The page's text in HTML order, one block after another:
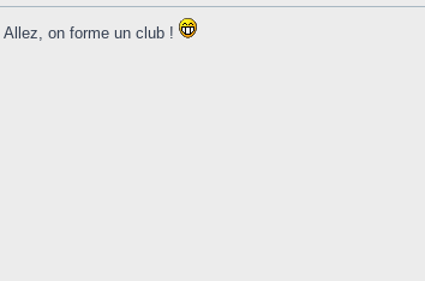
Allez, on forme un club !